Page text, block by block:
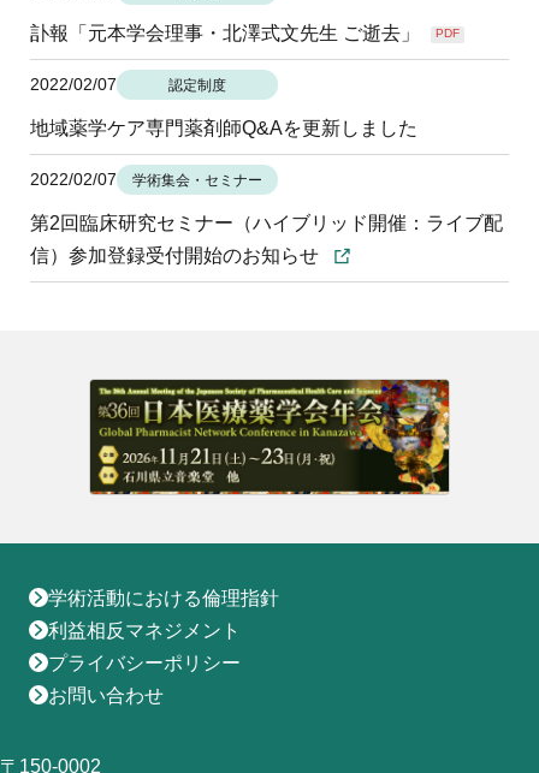
訃報「元本学会理事・北澤式文先生 ご逝去」 PDF
2022/02/07 認定制度
地域薬学ケア専門薬剤師Q&Aを更新しました
2022/02/07 学術集会・セミナー
第2回臨床研究セミナー（ハイブリッド開催：ライブ配
信）参加登録受付開始のお知らせ
学術活動における倫理指針
利益相反マネジメント
プライバシーポリシー
お問い合わせ
〒150-0002